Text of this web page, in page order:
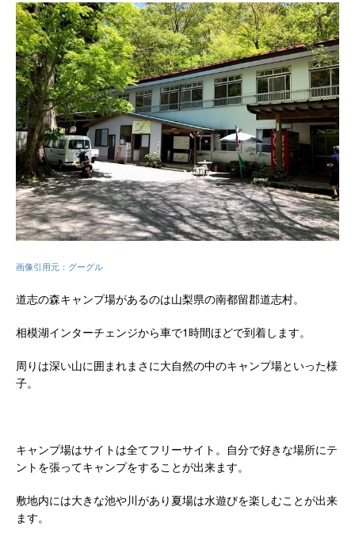
画像引用元：グーグル
道志の森キャンプ場があるのは山梨県の南都留郡道志村。
相模湖インターチェンジから車で1時間ほどで到着します。
周りは深い山に囲まれまさに大自然の中のキャンプ場といった様
子。
キャンプ場はサイトは全てフリーサイト。自分で好きな場所にテ
ントを張ってキャンプをすることが出来ます。
敷地内には大きな池や川があり夏場は水遊びを楽しむことが出来
ます。